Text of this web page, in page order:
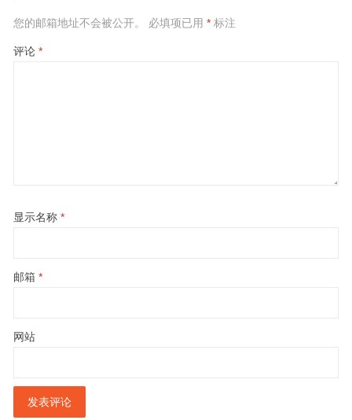
您的邮箱地址不会被公开。 必填项已用 *标注
评论 *
显示名称 *
邮箱 *
网站